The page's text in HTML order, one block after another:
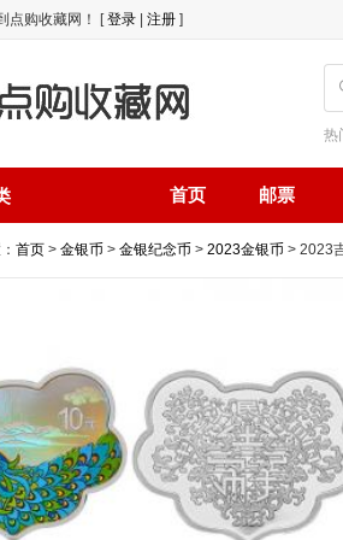
购收藏网！ [登录 注册 ]
热
首页 邮票
首页 > 金银币 > 金银纪念币 > 2023金银币 > 2023